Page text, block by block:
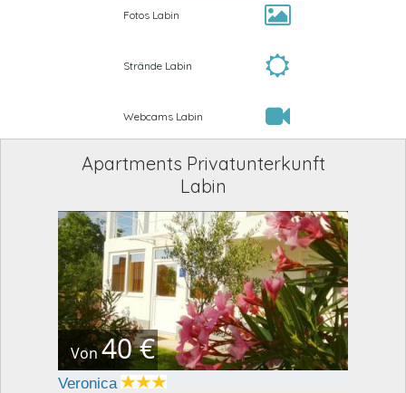
Fotos Labin
Strände Labin
Webcams Labin
Apartments Privatunterkunft
Labin
Von40 €
Veronica